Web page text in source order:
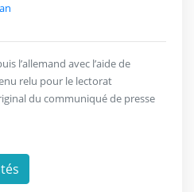
l’allemand avec l’aide de
relu pour le lectorat
du communiqué de presse